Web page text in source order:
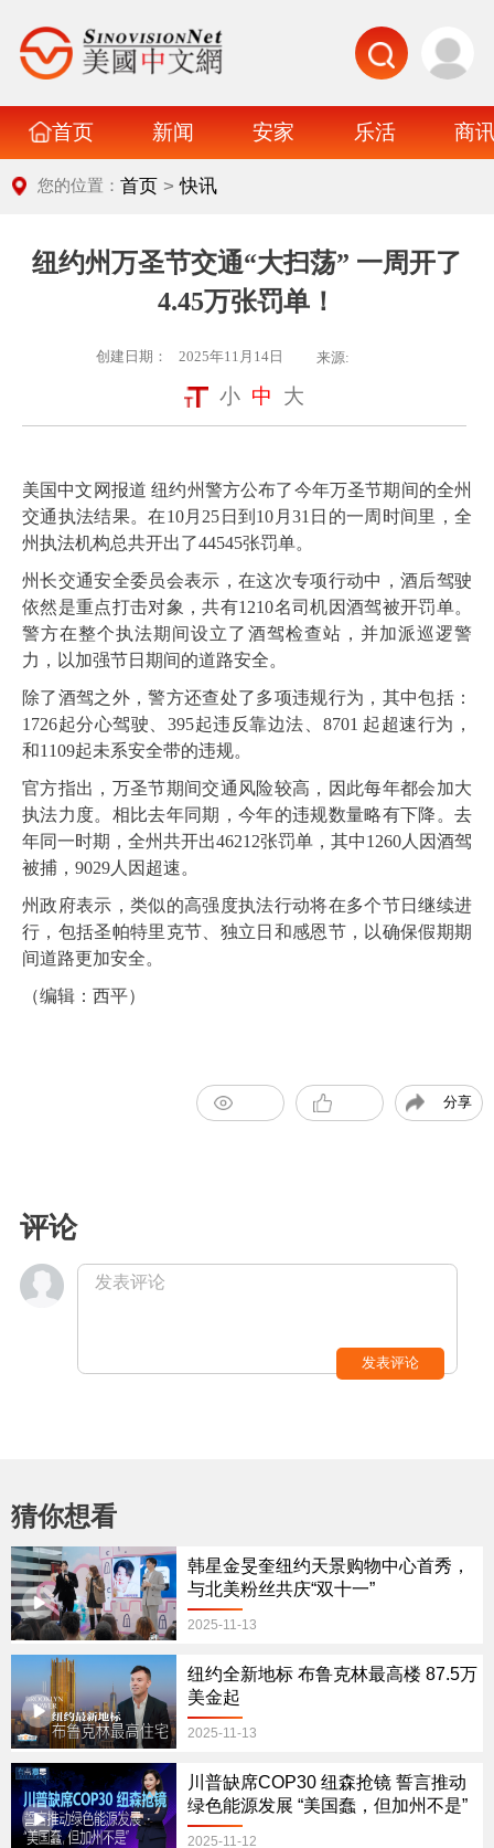
首页 新闻 安家 乐活 商
您的位置：首页 >快讯
纽约州万圣节交通“大扫荡” 一周开了
4.45万张罚单！
创建日期： 2025年11月14日 来源:
小 中 大
美国中文网报道 纽约州警方公布了今年万圣节期间的全州
交通执法结果。在10月25日到10月31日的一周时间里，全
州执法机构总共开出了44545张罚单。
州长交通安全委员会表示，在这次专项行动中，酒后驾驶
依然是重点打击对象，共有1210名司机因酒驾被开罚单。
警方在整个执法期间设立了酒驾检查站，并加派巡逻警
力，以加强节日期间的道路安全。
除了酒驾之外，警方还查处了多项违规行为，其中包括：
1726起分心驾驶、395起违反靠边法、8701 起超速行为，
和1109起未系安全带的违规。
官方指出，万圣节期间交通风险较高，因此每年都会加大
执法力度。相比去年同期，今年的违规数量略有下降。去
年同一时期，全州共开出46212张罚单，其中1260人因酒驾
被捕，9029人因超速。
州政府表示，类似的高强度执法行动将在多个节日继续进
行，包括圣帕特里克节、独立日和感恩节，以确保假期期
间道路更加安全。
（编辑：西平）
分享
评论
发表评论
发表评论
猜你想看
韩星金旻奎纽约天景购物中心首秀，
与北美粉丝共庆“双十一”
2025-11-13
纽约全新地标 布鲁克林最高楼 87.5万
美金起
2025-11-13
川普缺席COP30 纽森抢镜 誓言推动
绿色能源发展 “美国蠢，但加州不是”
2025-11-12